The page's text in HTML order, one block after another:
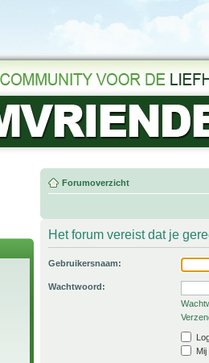
Forumoverzicht
Het forum vereist dat je
Gebruikersnaam:
Wachtwoord: